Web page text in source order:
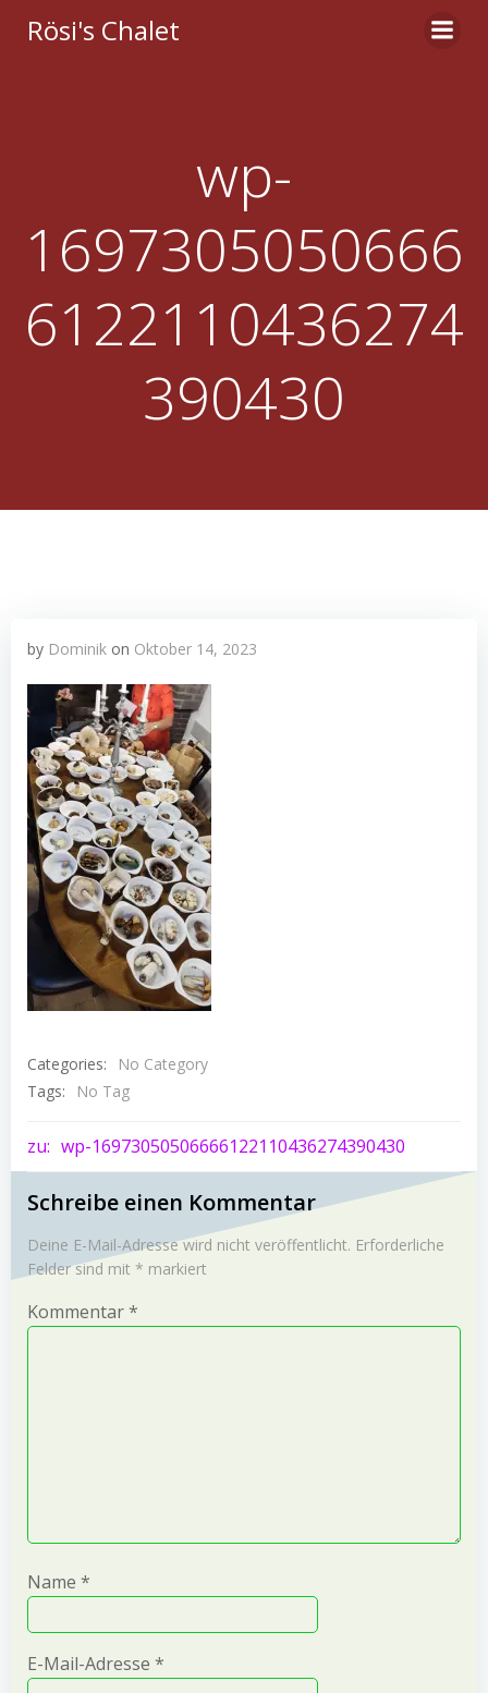
Rösi's Chalet
wp-
1697305050666
6122110436274
390430
by Dominik on Oktober 14, 2023
Categories:
No Category
Tags:
No Tag
Post
navigation
zu: wp-16973050506666122110436274390430
Schreibe einen Kommentar
Deine E-Mail-Adresse wird nicht veröffentlicht. Erforderliche
Felder sind mit * markiert
Kommentar*
Name *
E-Mail-Adresse *